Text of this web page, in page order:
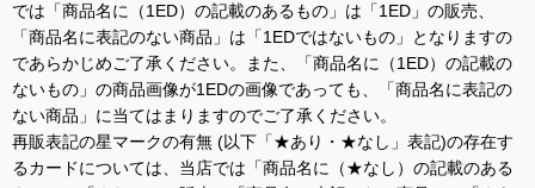
では「商品名に（1ED）の記載のあるもの」は「1ED」の販売、
「商品名に表記のない商品」は「1EDではないもの」となりますの
であらかじめご了承ください。また、「商品名に（1ED）の記載の
ないもの」の商品画像が1EDの画像であっても、「商品名に表記の
ない商品」に当てはまりますのでご了承ください。
再販表記の星マークの有無 (以下「★あり・★なし」表記)の存在す
るカードについては、当店では「商品名に（★なし）の記載のある